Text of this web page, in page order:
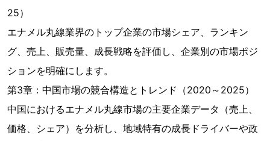
25）
エナメル丸線業界のトップ企業の市場シェア、ランキン
グ、売上、販売量、成長戦略を評価し、企業別の市場ポジ
ションを明確にします。
第3章：中国市場の競合構造とトレンド（2020～2025）
中国におけるエナメル丸線市場の主要企業データ（売上、
価格、シェア）を分析し、地域特有の成長ドライバーや政